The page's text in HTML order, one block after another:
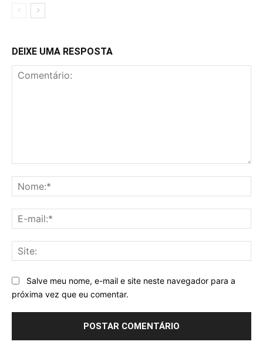
DEIXE UMA RESPOSTA
Salve meu nome, e-mail e site neste navegador para a
próxima vez que eu comentar.